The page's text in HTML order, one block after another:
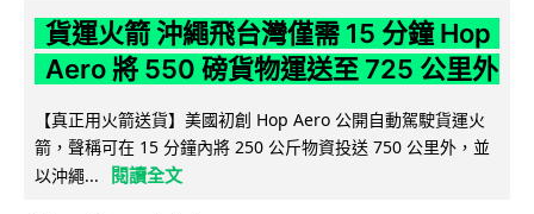
貨運火箭 沖繩飛台灣僅需 15 分鐘 Hop
Aero 將 550 磅貨物運送至 725 公里外
【真正用火箭送貨】美國初創 Hop Aero 公開自動駕駛貨運火
箭，聲稱可在 15 分鐘內將 250 公斤物資投送 750 公里外，並
以沖繩...
閱讀全文